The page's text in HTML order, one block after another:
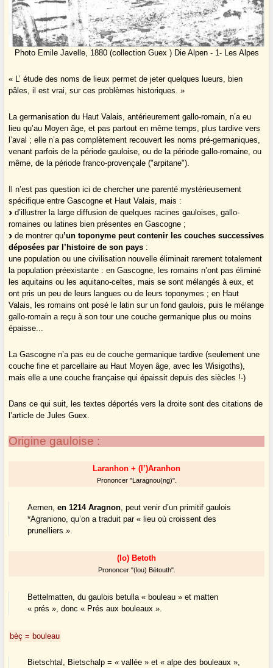
Photo Emile Javelle, 1880 (collection Guex ) Die Alpen - 1- Les Alpes
« L’ étude des noms de lieux permet de jeter quelques lueurs, bien
pâles, il est vrai, sur ces problèmes historiques. »
La germanisation du Haut Valais, antérieurement gallo-romain, n’a eu
lieu qu’au Moyen âge, et pas partout en même temps, plus tardive vers
l’aval ; elle n’a pas complètement recouvert les noms pré-germaniques,
venant parfois de la période gauloise, ou de la période gallo-romaine, ou
même, de la période franco-provençale ("arpitane").
Il n’est pas question ici de chercher une parenté mystérieusement
spécifique entre Gascogne et Haut Valais, mais :
d’illustrer la large diffusion de quelques racines gauloises, gallo-
romaines ou latines bien présentes en Gascogne ;
de montrer qu’un toponyme peut contenir les couches successives
déposées par l’histoire de son pays :
une population ou une civilisation nouvelle éliminait rarement totalement
la population préexistante : en Gascogne, les romains n’ont pas éliminé
les aquitains ou les aquitano-celtes, mais se sont mélangés à eux, et
ont pris un peu de leurs langues ou de leurs toponymes ; en Haut
Valais, les romains ont posé le latin sur un fond gaulois, puis le mélange
gallo-romain a reçu à son tour une couche germanique plus ou moins
épaisse...
La Gascogne n’a pas eu de couche germanique tardive (seulement une
couche fine et parcellaire au Haut Moyen âge, avec les Wisigoths),
mais elle a une couche française qui épaissit depuis des siècles !-)
Dans ce qui suit, les textes déportés vers la droite sont des citations de
l’article de Jules Guex.
Origine gauloise :
Laranhon + (l’)Aranhon
Prononcer "Laragnou(ng)".
Aernen,en 1214 Aragnon , peut venir d’un primitif gaulois
*Agraniono, qu’on a traduit par « lieu où croissent des
prunelliers ».
(lo) Betoth
Prononcer "(lou) Bétouth".
Bettelmatten, du gaulois betulla « bouleau » et matten
« prés », donc « Prés aux bouleaux ».
bèç = bouleau
Bietschtal, Bietschalp = « vallée » et « alpe des bouleaux »,